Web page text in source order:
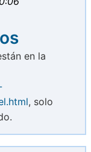
en la
, solo